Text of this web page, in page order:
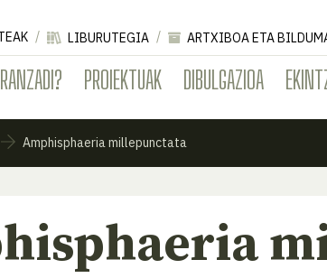
PROIEKTUAK DIBULGAZIOA
LIBURUTEGIA ARTXIBOA ETA
Amphisphaeria millepunctata